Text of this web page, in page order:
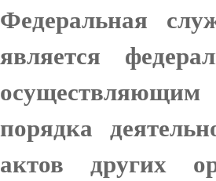
Федеральная
является
осуществляющим
порядка
актов других